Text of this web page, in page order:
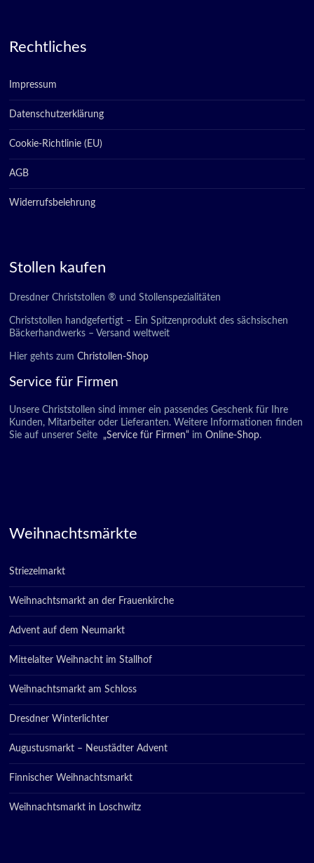
Rechtliches
Impressum
Datenschutzerklärung
Cookie-Richtlinie (EU)
AGB
Widerrufsbelehrung
Stollen kaufen
Dresdner Christstollen ® und Stollenspezialitäten
Christstollen handgefertigt – Ein Spitzenprodukt des sächsischen
Bäckerhandwerks – Versand weltweit
Hier gehts zumChristollen-Shop
Service für Firmen
Unsere Christstollen sind immer ein passendes Geschenk für Ihre
Kunden, Mitarbeiter oder Lieferanten. Weitere Informationen finden
Sie auf unserer Seite
„Service für Firmen“ im Online-Shop.
Weihnachtsmärkte
Striezelmarkt
Weihnachtsmarkt an der Frauenkirche
Advent auf dem Neumarkt
Mittelalter Weihnacht im Stallhof
Weihnachtsmarkt am Schloss
Dresdner Winterlichter
Augustusmarkt – Neustädter Advent
Finnischer Weihnachtsmarkt
Weihnachtsmarkt in Loschwitz